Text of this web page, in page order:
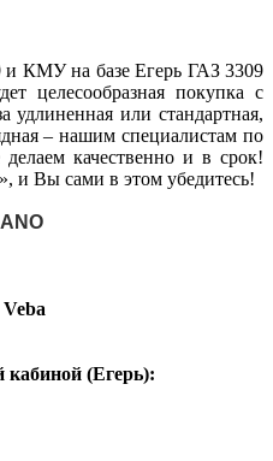
и КМУ на базе Егерь ГАЗ 3309
целесообразная покупка с
удлиненная или стандартная,
– нашим специалистам по
качественно и в срок!
и Вы сами в этом убедитесь!
кабиной (Егерь):